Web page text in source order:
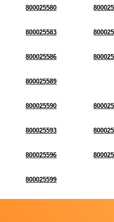
800025580
800025583
800025586
800025589
800025590
800025593
800025596
800025599